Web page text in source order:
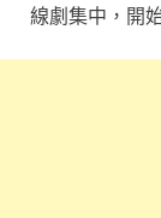
線劇集中，開